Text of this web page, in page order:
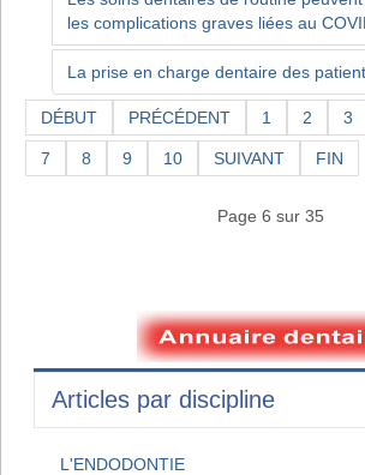
les complications graves liées au
La prise en charge dentaire des
DÉBUT PRÉCÉDENT 1 2 3
7 8 9 10 SUIVANT FIN
Page 6 sur 35
Articles par discipline
L'ENDODONTIE